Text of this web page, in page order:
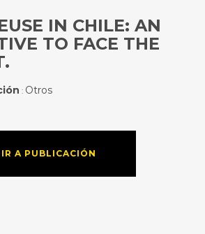
IN CHILE: AN
TO FACE THE
: Otros
IR A PUBLICACIÓN